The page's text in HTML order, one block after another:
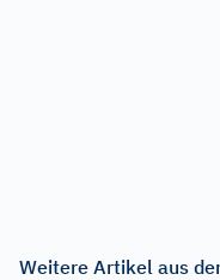
Weitere Artikel aus